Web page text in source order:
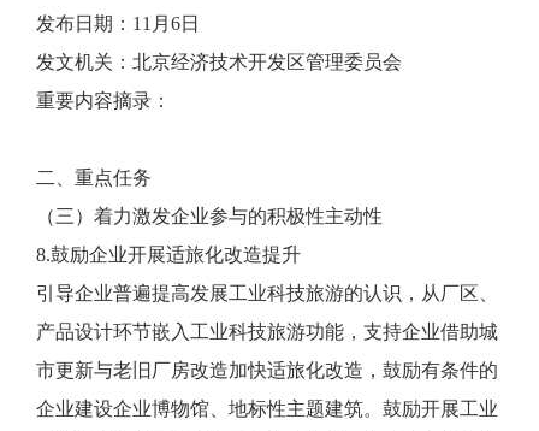
发布日期：11月6日
发文机关：北京经济技术开发区管理委员会
重要内容摘录：
二、重点任务
（三）着力激发企业参与的积极性主动性
8.鼓励企业开展适旅化改造提升
引导企业普遍提高发展工业科技旅游的认识，从厂区、
产品设计环节嵌入工业科技旅游功能，支持企业借助城
市更新与老旧厂房改造加快适旅化改造，鼓励有条件的
企业建设企业博物馆、地标性主题建筑。鼓励开展工业